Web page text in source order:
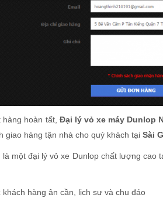
hàng hoàn tất, Đại lý vỏ xe máy Dunlop
giao hàng tận nhà cho quý khách tại Sài
một đại lý vỏ xe Dunlop chất lượng cao
khách hàng ân cần, lịch sự và chu đáo